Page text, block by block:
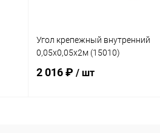
Угол крепежный внутренний
0,05х0,05х2м (15010)
2 016 ₽ / шт